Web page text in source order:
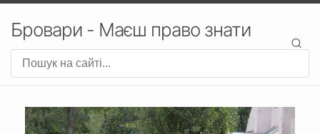
Бровари - Маєш право знати